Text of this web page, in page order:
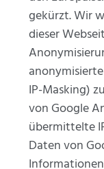
gekürzt. Wir
dieser
IP-Masking)
von Google
übermittelte
Daten von